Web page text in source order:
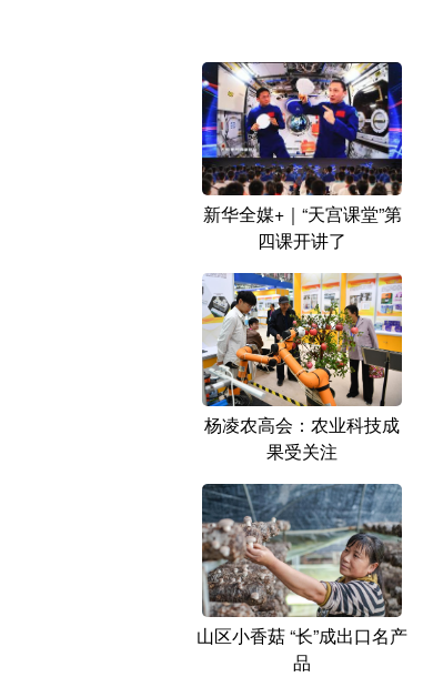
新华全媒+｜“天宫课堂”第
四课开讲了
杨凌农高会：农业科技成
果受关注
山区小香菇 “长”成出口名产
品